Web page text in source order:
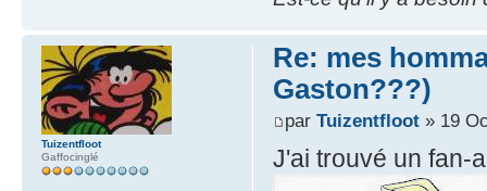
Re: mes
Gaston???)
par Tuizentfloot» 19
J'ai trouvé un fan-
Tuizentfloot
Gaffocinglé